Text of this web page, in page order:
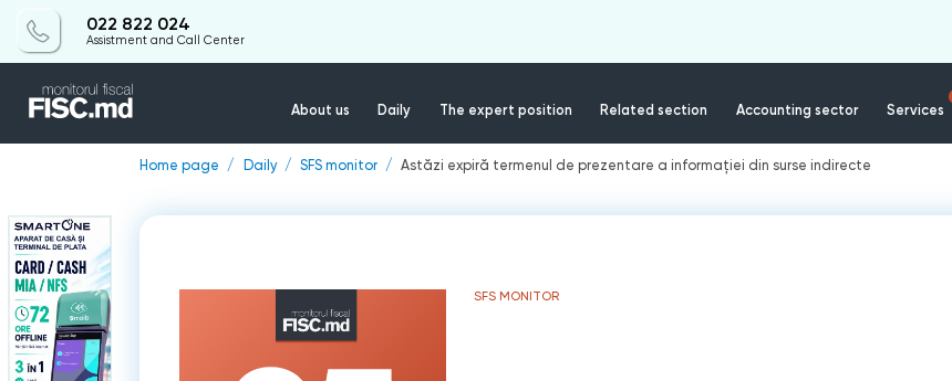
022 822 024
Assistment and Call Center
About us Daily The expert position Related section Accounting sector Services
Home page Daily SFS monitor Astăzi expiră termenul de prezentare a informației din surse indirecte
SFS MONITOR